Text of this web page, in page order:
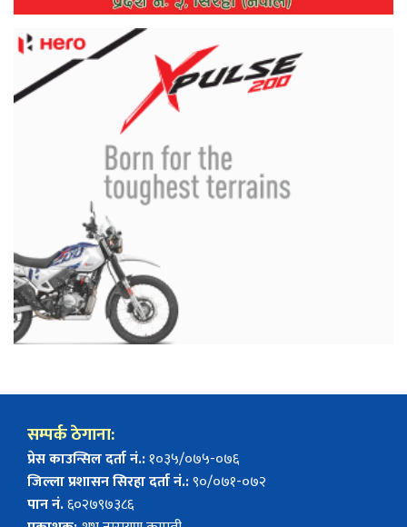
सम्पर्क ठेगाना:
प्रेस काउन्सिल दर्ता नं.:१०३५/०७५-०७६
जिल्ला प्रशासन सिरहा दर्ता नं.:९०/०७१-०७२
पान नं.६०२७९७३८६